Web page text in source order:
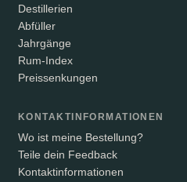
Destillerien
Abfüller
Jahrgänge
Rum-Index
Preissenkungen
KONTAKTINFORMATIONEN
Wo ist meine Bestellung?
Teile dein Feedback
Kontaktinformationen